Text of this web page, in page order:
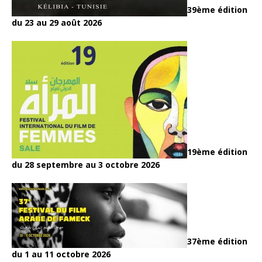
39ème édition
du 23 au 29 août 2026
19ème édition
du 28 septembre au 3 octobre 2026
37ème édition
du 1 au 11 octobre 2026